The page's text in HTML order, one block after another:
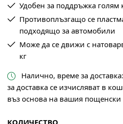
Удобен за поддръжка голям
Противоплъзгащо се
подходящо за автомобили
Може да се движи с
кг
Налично, време за
за доставка се изчисляват в
въз основа на вашия пощенски
КОЛИЧЕСТВО